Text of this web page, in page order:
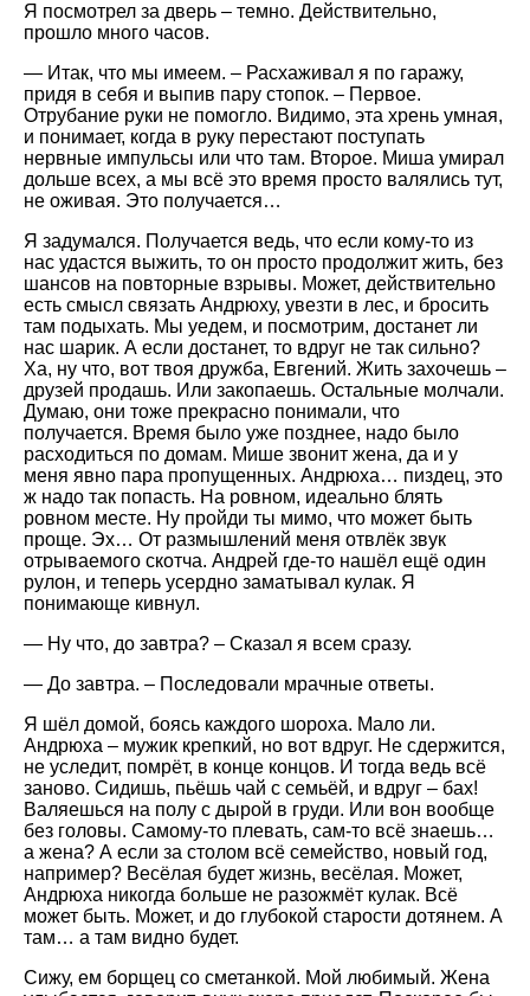
Я посмотрел за дверь – темно. Действительно,
прошло много часов.
— Итак, что мы имеем. – Расхаживал я по гаражу,
придя в себя и выпив пару стопок. – Первое.
Отрубание руки не помогло. Видимо, эта хрень умная,
и понимает, когда в руку перестают поступать
нервные импульсы или что там. Второе. Миша умирал
дольше всех, а мы всё это время просто валялись тут,
не оживая. Это получается…
Я задумался. Получается ведь, что если кому-то из
нас удастся выжить, то он просто продолжит жить, без
шансов на повторные взрывы. Может, действительно
есть смысл связать Андрюху, увезти в лес, и бросить
там подыхать. Мы уедем, и посмотрим, достанет ли
нас шарик. А если достанет, то вдруг не так сильно?
Ха, ну что, вот твоя дружба, Евгений. Жить захочешь –
друзей продашь. Или закопаешь. Остальные молчали.
Думаю, они тоже прекрасно понимали, что
получается. Время было уже позднее, надо было
расходиться по домам. Мише звонит жена, да и у
меня явно пара пропущенных. Андрюха… пиздец, это
ж надо так попасть. На ровном, идеально блять
ровном месте. Ну пройди ты мимо, что может быть
проще. Эх… От размышлений меня отвлёк звук
отрываемого скотча. Андрей где-то нашёл ещё один
рулон, и теперь усердно заматывал кулак. Я
понимающе кивнул.
— Ну что, до завтра? – Сказал я всем сразу.
— До завтра. – Последовали мрачные ответы.
Я шёл домой, боясь каждого шороха. Мало ли.
Андрюха – мужик крепкий, но вот вдруг. Не сдержится,
не уследит, помрёт, в конце концов. И тогда ведь всё
заново. Сидишь, пьёшь чай с семьёй, и вдруг – бах!
Валяешься на полу с дырой в груди. Или вон вообще
без головы. Самому-то плевать, сам-то всё знаешь…
а жена? А если за столом всё семейство, новый год,
например? Весёлая будет жизнь, весёлая. Может,
Андрюха никогда больше не разожмёт кулак. Всё
может быть. Может, и до глубокой старости дотянем. А
там… а там видно будет.
Сижу, ем борщец со сметанкой. Мой любимый. Жена